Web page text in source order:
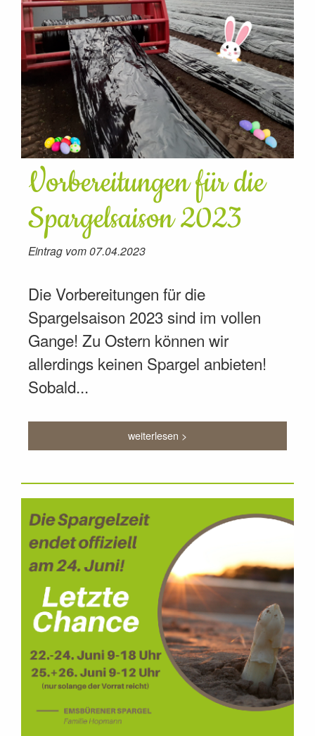
Vorbereitungen für die
Spargelsaison 2023
Eintrag vom 07.04.2023
Die Vorbereitungen für die
Spargelsaison 2023 sind im vollen
Gange! Zu Ostern können wir
allerdings keinen Spargel anbieten!
Sobald...
weiterlesen >